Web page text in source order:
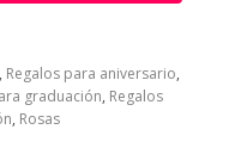
, Regalos para aniversario,
graduación, Regalos
, Rosas